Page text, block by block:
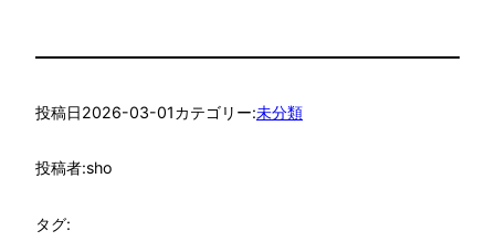
投稿日2026-03-01カテゴリー:未分類
投稿者:sho
タグ: